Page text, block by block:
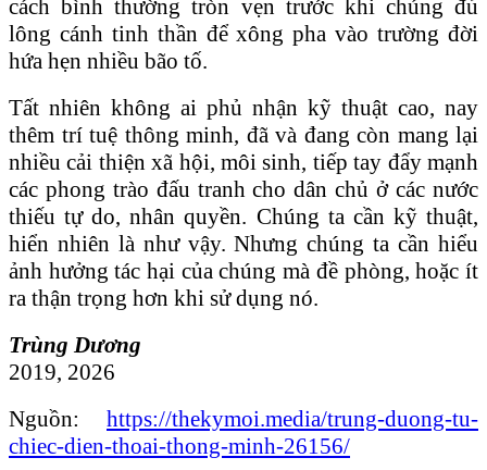
cách bình thường tròn vẹn trước khi chúng đủ
lông cánh tinh thần để xông pha vào trường đời
hứa hẹn nhiều bão tố.
Tất nhiên không ai phủ nhận kỹ thuật cao, nay
thêm trí tuệ thông minh, đã và đang còn mang lại
nhiều cải thiện xã hội, môi sinh, tiếp tay đẩy mạnh
các phong trào đấu tranh cho dân chủ ở các nước
thiếu tự do, nhân quyền. Chúng ta cần kỹ thuật,
hiển nhiên là như vậy. Nhưng chúng ta cần hiểu
ảnh hưởng tác hại của chúng mà đề phòng, hoặc ít
ra thận trọng hơn khi sử dụng nó.
Trùng Dương
2019, 2026
Nguồn: https://thekymoi.media/trung-duong-tu-
chiec-dien-thoai-thong-minh-26156/